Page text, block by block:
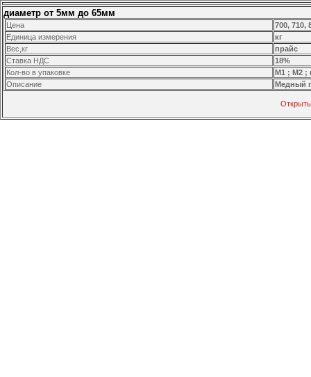
диаметр от 5мм до 65мм
Цена
700, 710,
Единица измерения
кг
Вес,кг
прайс
Ставка НДС
18%
Кол-во в упаковке
М1 ; М2 ;
Описание
Медный